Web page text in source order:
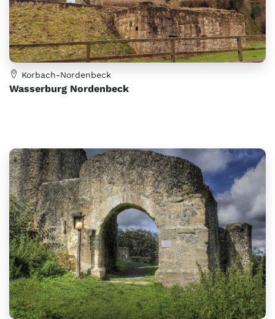
Korbach-Nordenbeck
Wasserburg Nordenbeck